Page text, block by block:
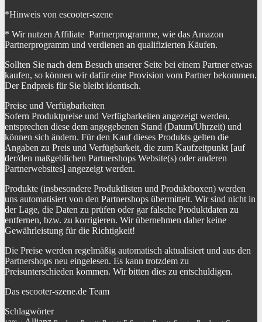
*Hinweis von escooter-szene
* Wir nutzen Affiliate Partnerprogramme, wie das Amazon
Partnerprogramm und verdienen an qualifizierten Käufen.
Sollten Sie nach dem Besuch unserer Seite bei einem Partner etwas
kaufen, so können wir dafür eine Provision vom Partner bekommen.
Der Endpreis für Sie bleibt identisch.
Preise und Verfügbarkeiten
Sofern Produktpreise und Verfügbarkeiten angezeigt werden,
entsprechen diese dem angegebenen Stand (Datum/Uhrzeit) und
können sich ändern. Für den Kauf dieses Produkts gelten die
Angaben zu Preis und Verfügbarkeit, die zum Kaufzeitpunkt [auf
der/den maßgeblichen Partnershops Website(s) oder anderen
Partnerwebsites] angezeigt werden.
Produkte (insbesondere Produktlisten und Produktboxen) werden
uns automatisiert von den Partnershops übermittelt. Wir sind nicht in
der Lage, die Daten zu prüfen oder gar falsche Produktdaten zu
entfernen, bzw. zu korrigieren. Wir übernehmen daher keine
Gewährleistung für die Richtigkeit!
Die Preise werden regelmäßig automatisch aktualisiert und aus den
Partnershops neu eingelesen. Es kann trotzdem zu
Preisunterschieden kommen. Wir bitten dies zu entschuldigen.
Das escooter-szene.de Team
Schlagwörter